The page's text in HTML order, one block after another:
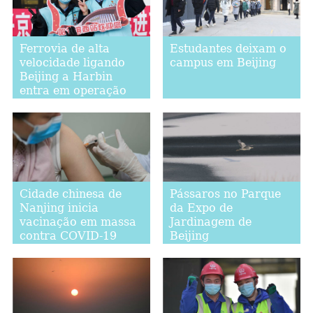
Ferrovia de alta
velocidade ligando
Beijing a Harbin
entra em operação
Estudantes deixam o
campus em Beijing
Cidade chinesa de
Nanjing inicia
vacinação em massa
contra COVID-19
Pássaros no Parque
da Expo de
Jardinagem de
Beijing